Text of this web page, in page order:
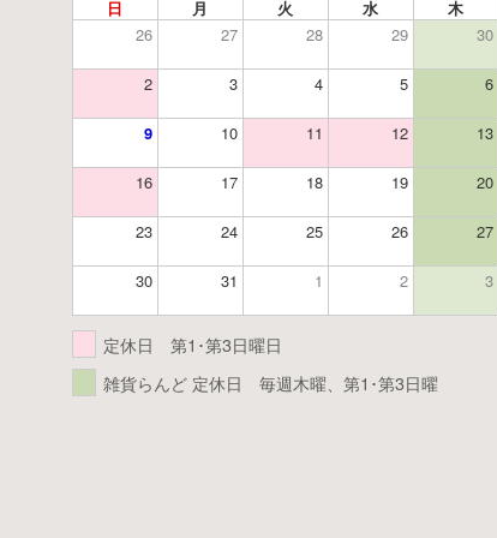
日 月 火 水 木
26
27 28 29 30
2 3 4 5 6
9 10 11 12 13
16 17 18 19 20
23 24 25 26 27
30 31 1 2 3
定休日 第1･第3日曜日
雑貨らんど 定休日 毎週木曜、第1･第3日曜